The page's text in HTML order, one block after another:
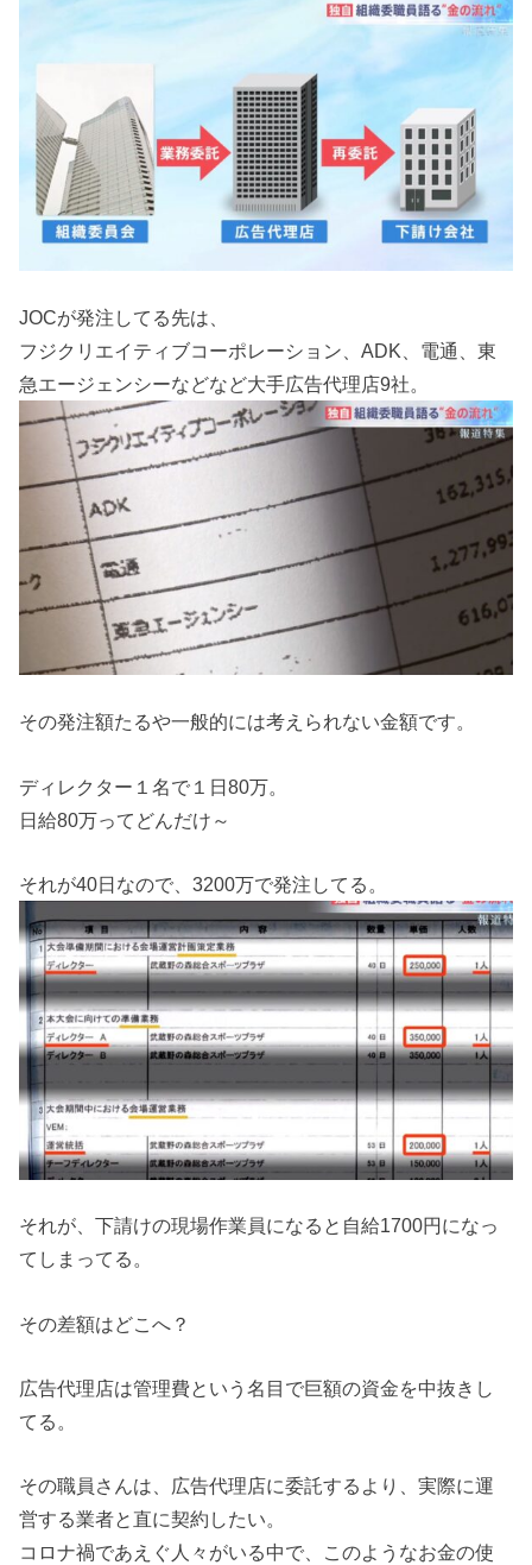
JOCが発注してる先は、
フジクリエイティブコーポレーション、ADK、電通、東
急エージェンシーなどなど大手広告代理店9社。
その発注額たるや一般的には考えられない金額です。
ディレクター１名で１日80万。
日給80万ってどんだけ～
それが40日なので、3200万で発注してる。
それが、下請けの現場作業員になると自給1700円になっ
てしまってる。
その差額はどこへ？
広告代理店は管理費という名目で巨額の資金を中抜きし
てる。
その職員さんは、広告代理店に委託するより、実際に運
営する業者と直に契約したい。
コロナ禍であえぐ人々がいる中で、このようなお金の使